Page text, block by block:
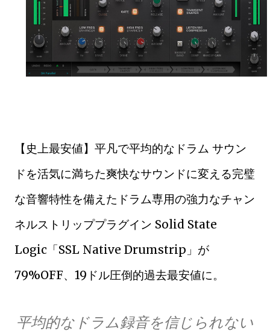
【史上最安値】平凡で平均的なドラム サウン
ドを活気に満ちた爽快なサウンドに変える完璧
な音響特性を備えたドラム専用の強力なチャン
ネルストリッププラグイン Solid State
Logic「SSL Native Drumstrip」が
79%OFF、19ドル圧倒的過去最安値に。
平均的なドラム録音を信じられない